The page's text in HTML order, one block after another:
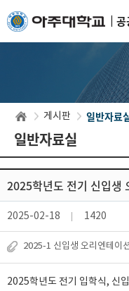
공
게시판 일반자료
일반자료실
2025학년도 전기 신입생
2025-02-18 1420
2025-1 신입생 오리엔테이
2025학년도 전기 입학식, 신